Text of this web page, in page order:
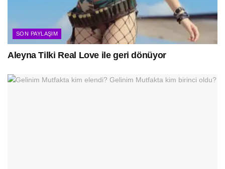
SON PAYLAŞIM
Aleyna Tilki Real Love ile geri dönüyor